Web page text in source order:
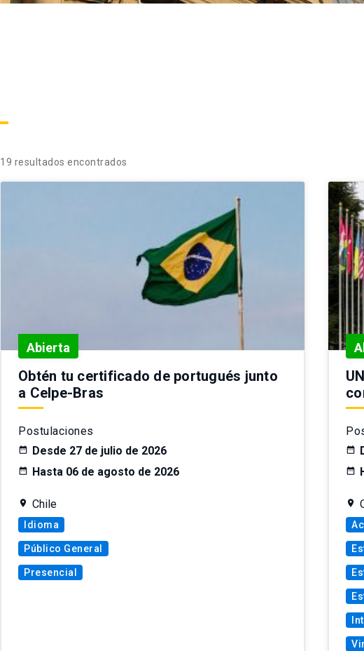
19 resultados encontrados
Abierta
Obtén tu certificado de portugués junto
a Celpe-Bras
Postulaciones
Desde 27 de julio de 2026
Hasta 06 de agosto de 2026
Chile
Idioma
Público General
Presencial